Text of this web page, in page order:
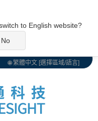
🌐 繁體中文 [選擇區域/語言]
to English website?
No